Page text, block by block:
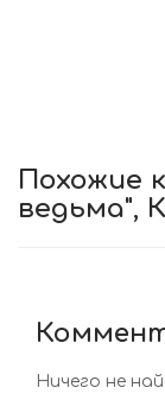
Похожие
ведьма",
Ничего не